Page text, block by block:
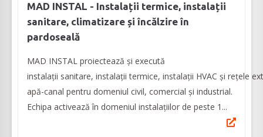
MAD INSTAL - Instalații termice, instalații
sanitare, climatizare și încălzire în
pardoseală
MAD INSTAL proiectează şi execută
instalații sanitare, instalații termice, instalații HVAC și rețele
apă-canal pentru domeniul civil, comercial și industrial.
Echipa activează în domeniul instalațiilor de peste 1...